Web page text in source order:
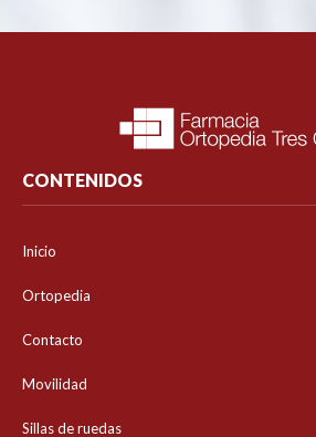
CONTENIDOS
Inicio
Ortopedia
Contacto
Movilidad
Sillas de ruedas